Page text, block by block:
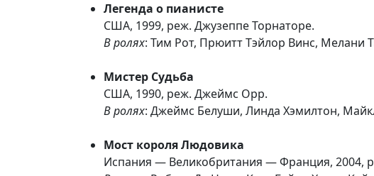
Легенда о пианисте
США, 1999, реж. Джузеппе Торнаторе.
В ролях: Тим Рот, Прюитт Тэйлор Винс, Мелани
Мистер Судьба
США, 1990, реж. Джеймс Орр.
В ролях: Джеймс Белуши, Линда Хэмилтон,
Мост короля Людовика
Испания — Великобритания — Франция, 2004,